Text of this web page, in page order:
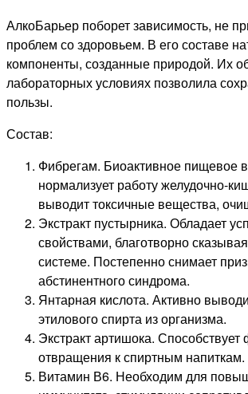
АлкоБарьер поборет зависимость, не
проблем со здоровьем. В его составе
компоненты, созданные природой. Их
лабораторных условиях позволила
пользы.
Состав:
Фибрегам. Биоактивное пищевое
нормализует работу желудочно-
выводит токсичные вещества,
Экстракт пустырника. Обладает
свойствами, благотворно
системе. Постепенно снимает
абстинентного синдрома.
Янтарная кислота. Активно
этилового спирта из организма.
Экстракт артишока.
отвращения к спиртным напиткам.
Витамин В6. Необходим для